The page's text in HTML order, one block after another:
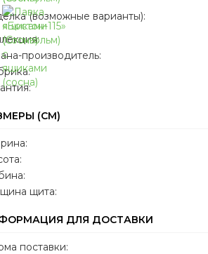
(возможные варианты):
производитель:
(СМ)
щита:
ДЛЯ ДОСТАВКИ
поставки: